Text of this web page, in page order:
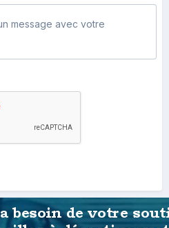
message avec votre